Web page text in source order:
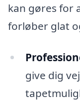
kan gøres for
forløber glat
give dig